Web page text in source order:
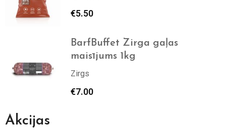
€5.50
BarfBuffet Zirga gaļas
maisījums 1kg
Zirgs
€7.00
Akcijas